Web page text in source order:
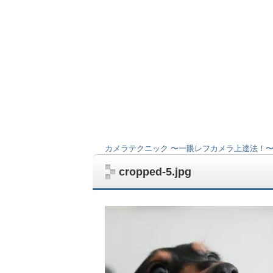
cropped-5.jpg
カメラテクニック 〜一眼レフカメラ上達法！〜
unctions.phpon line376